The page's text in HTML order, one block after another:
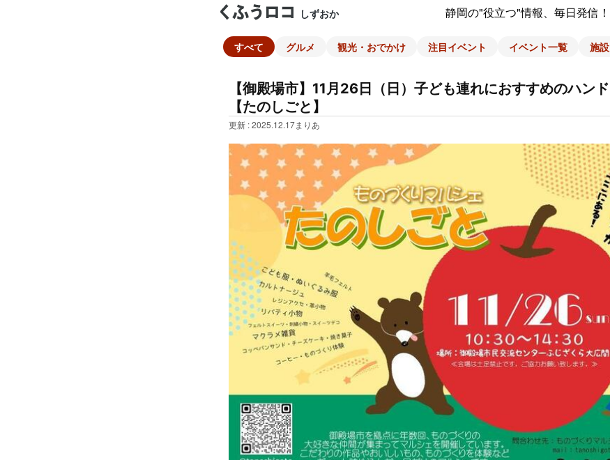
しずおか 静岡の"役立つ"情報、毎日発信！
すべて グルメ 観光・おでかけ 注目イベント イベント一覧 施設
【御殿場市】11月26日（日）子ども連れにおすすめのハン
【たのしごと】
更新 : 2025.12.17まりあ